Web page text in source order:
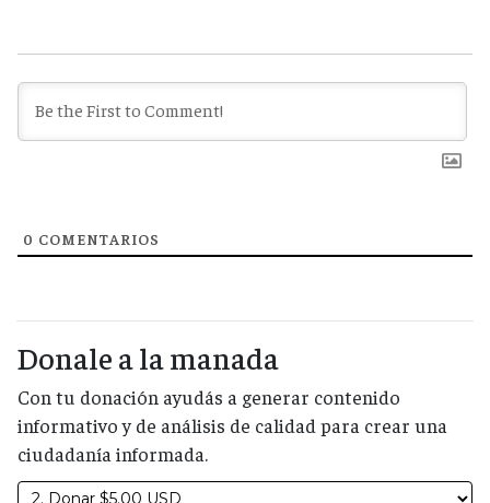
0 COMENTARIOS
Donale a la manada
Con tu donación ayudás a generar contenido
informativo y de análisis de calidad para crear una
ciudadanía informada.